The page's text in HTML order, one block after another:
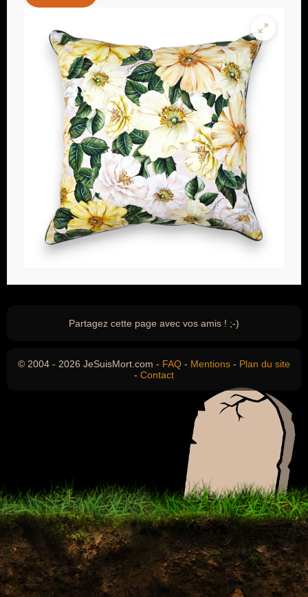
Partagez cette page avec vos amis ! ;-)
© 2004 - 2026 JeSuisMort.com - FAQ - Mentions - Plan du site
- Contact